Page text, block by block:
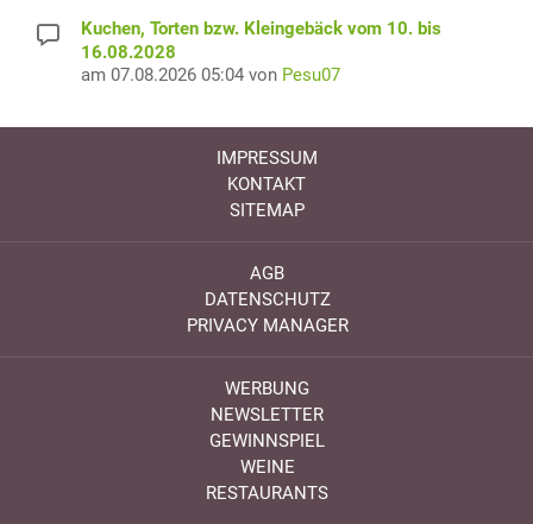
Kuchen, Torten bzw. Kleingebäck vom 10. bis
16.08.2028
am 07.08.2026 05:04 von Pesu07
IMPRESSUM
KONTAKT
SITEMAP
AGB
DATENSCHUTZ
PRIVACY MANAGER
WERBUNG
NEWSLETTER
GEWINNSPIEL
WEINE
RESTAURANTS